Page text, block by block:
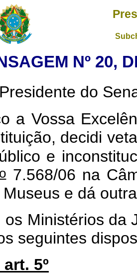
Nº 20,
do
a Vossa
decidi
e
o7.568/06 na
e dá
os Ministérios da
seguintes
art. 5º